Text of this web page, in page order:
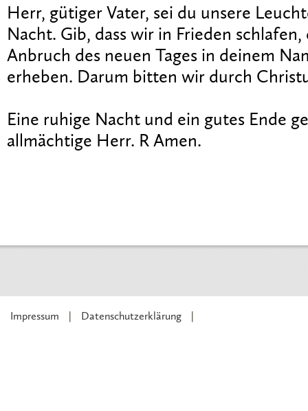
Herr, gütiger Vater, sei du unsere
Nacht. Gib, dass wir in Frieden
Anbruch des neuen Tages in deinem
erheben. Darum bitten wir durch
Eine ruhige Nacht und ein gutes Ende
allmächtige Herr. R Amen.
Impressum Datenschutzerklärung